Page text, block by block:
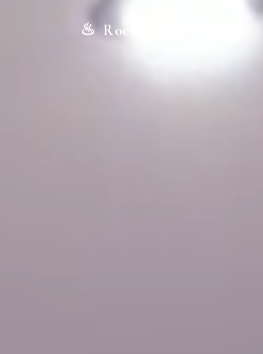
♨ Rock Spa & Wellness